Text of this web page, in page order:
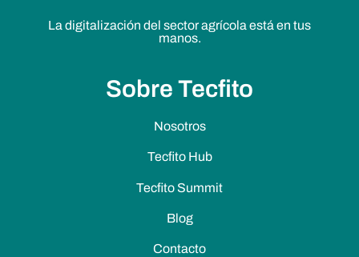
La digitalización del sector agrícola está en tus
manos.
Sobre Tecfito
Nosotros
Tecfito Hub
Tecfito Summit
Blog
Contacto